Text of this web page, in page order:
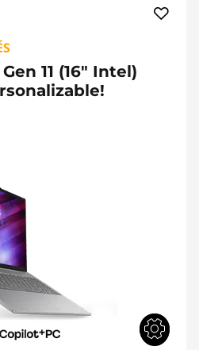
11 (16" Intel)